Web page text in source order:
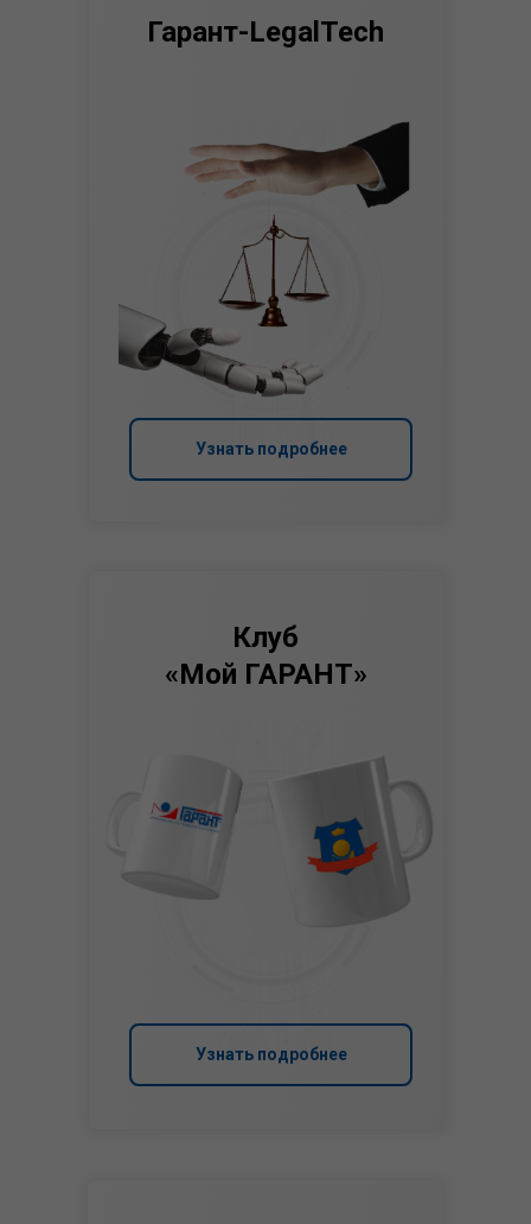
Узнать подробнее
Клуб
«Мой ГАРАНТ»
Узнать подробнее
Гарант-LegalTech